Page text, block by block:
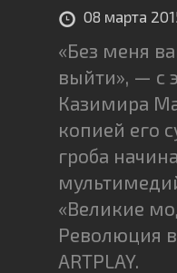
08 марта
«Без меня
выйти», — с
Казимира
копией его
гроба
«Великие
Революция в
ARTPLAY.